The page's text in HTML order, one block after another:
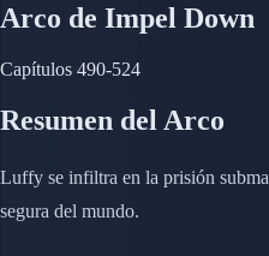
Arco de Impel Down
Capítulos 490-524
Resumen del Arco
Luffy se infiltra en la prisión
segura del mundo.